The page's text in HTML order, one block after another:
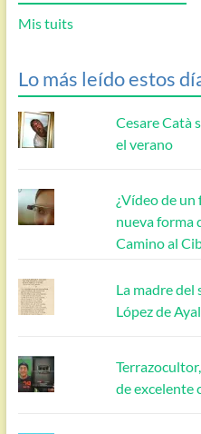
Mis tuits
Lo más leído estos
Cesare Catà
el verano
¿Vídeo de un
nueva forma
Camino al
La madre del
López de
de excelente